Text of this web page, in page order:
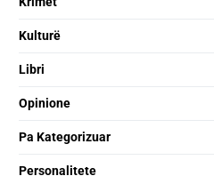
Kulturë
Libri
Opinione
Pa Kategorizuar
Personalitete